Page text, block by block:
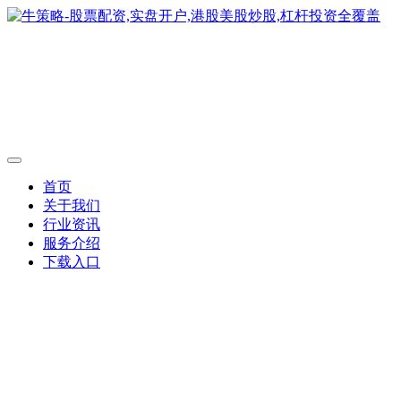
首页
关于我们
行业资讯
服务介绍
下载入口